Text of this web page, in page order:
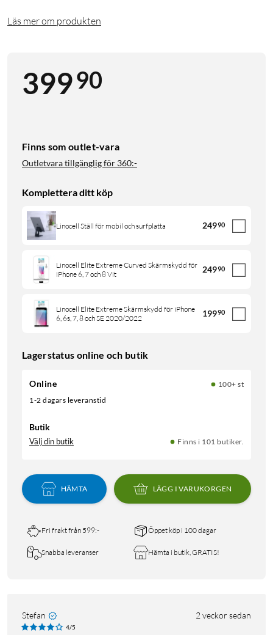
Läs mer om produkten
39990
Finns som outlet-vara
Outletvara tillgänglig för 360:-
Komplettera ditt köp
Linocell Ställ för mobil och surfplatta 24990
Linocell Elite Extreme Curved Skärmskydd för
iPhone 6, 7 och 8 Vit
24990
Linocell Elite Extreme Skärmskydd för iPhone
6, 6s, 7, 8 och SE 2020/2022
19990
Lagerstatus online och butik
Online
100+ st
1-2 dagars leveranstid
Butik
Välj din butik Finns i 101 butiker.
HÄMTA LÄGG I VARUKORGEN
Fri frakt från 599:- Öppet köp i 100 dagar
Snabba leveranser Hämta i butik, GRATIS!
Stefan 2 veckor sedan
4/5